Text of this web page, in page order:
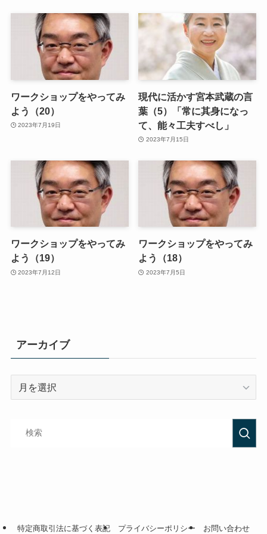
ワークショップをやってみ
よう（20）
2023年7月19日
現代に活かす宮本武蔵の言
葉（5）「常に其身になっ
て、能々工夫すべし」
2023年7月15日
ワークショップをやってみ
よう（19）
2023年7月12日
ワークショップをやってみ
よう（18）
2023年7月5日
アーカイブ
特定商取引法に基づく表記 プライバシーポリシー お問い合わせ